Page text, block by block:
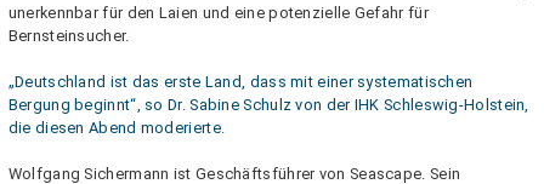
unerkennbar für den Laien und eine potenzielle Gefahr für
Bernsteinsucher.
„Deutschland ist das erste Land, dass mit einer systematischen
Bergung beginnt“, so Dr. Sabine Schulz von der IHK Schleswig-Holstein,
die diesen Abend moderierte.
Wolfgang Sichermann ist Geschäftsführer von Seascape. Sein